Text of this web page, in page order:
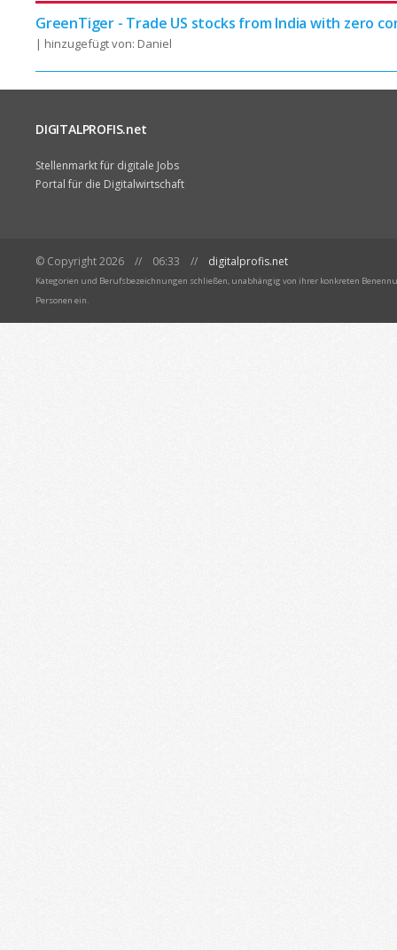
GreenTiger - Trade US stocks from India with zero
| hinzugefügt von: Daniel
DIGITALPROFIS.net
Stellenmarkt für digitale Jobs
Portal für die Digitalwirtschaft
© Copyright 2026 // 06:33 // digitalprofis.net
Kategorien und Berufsbezeichnungen schließen, unabhängig von ihrer konkreten
Personen ein.